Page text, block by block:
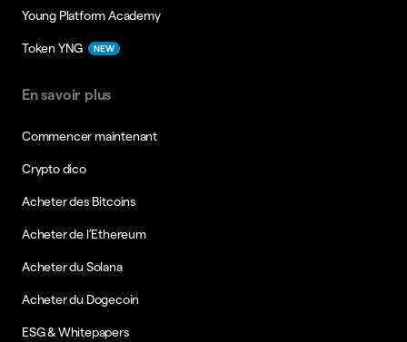
Young Platform Academy
Token YNG NEW
En savoir plus
Commencer maintenant
Crypto dico
Acheter des Bitcoins
Acheter de l’Ethereum
Acheter du Solana
Acheter du Dogecoin
ESG & Whitepapers